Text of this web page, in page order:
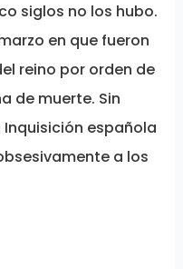
siglos no los hubo.
en que fueron
reino por orden de
de muerte. Sin
española
a los